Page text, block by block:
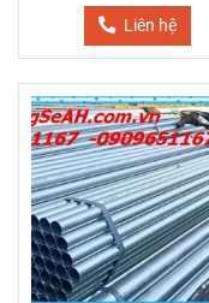
Liên hệ